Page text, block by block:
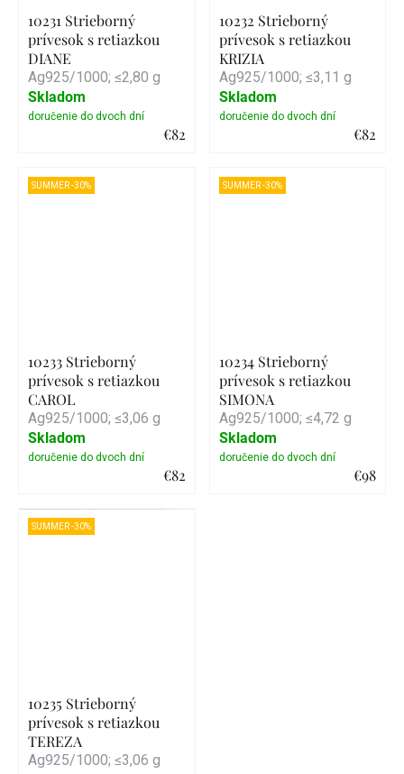
10231 Strieborný
prívesok s retiazkou
DIANE
Ag925/1000; ≤2,80 g
€82
Skladom
10232 Strieborný
prívesok s retiazkou
KRIZIA
Ag925/1000; ≤3,11 g
€82
Skladom
SUMMER -30%
10233 Strieborný
prívesok s retiazkou
CAROL
Ag925/1000; ≤3,06 g
€82
Detail
Skladom
SUMMER -30%
10234 Strieborný
prívesok s retiazkou
SIMONA
Ag925/1000; ≤4,72 g
€98
Skladom
SUMMER -30%
10235 Strieborný
prívesok s retiazkou
TEREZA
Ag925/1000; ≤3,06 g